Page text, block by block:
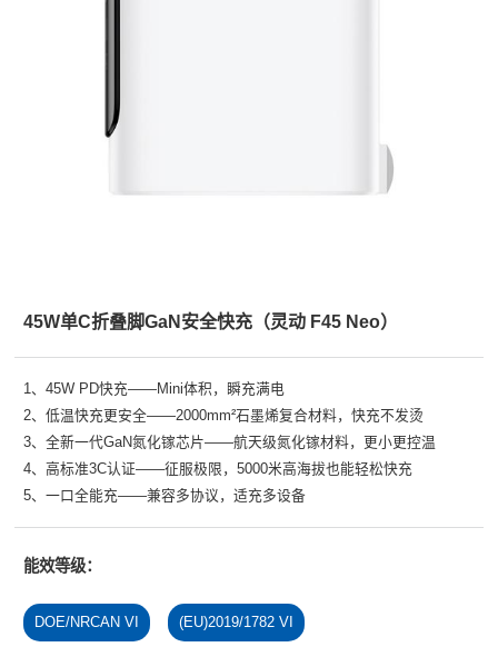
45W单C折叠脚GaN安全快充（灵动 F45 Neo）
1、45W PD快充——Mini体积，瞬充满电
2、低温快充更安全——2000mm²石墨烯复合材料，快充不发烫
3、全新一代GaN氮化镓芯片——航天级氮化镓材料，更小更控温
4、高标准3C认证——征服极限，5000米高海拔也能轻松快充
5、一口全能充——兼容多协议，适充多设备
能效等级：
DOE/NRCAN VI (EU)2019/1782 VI